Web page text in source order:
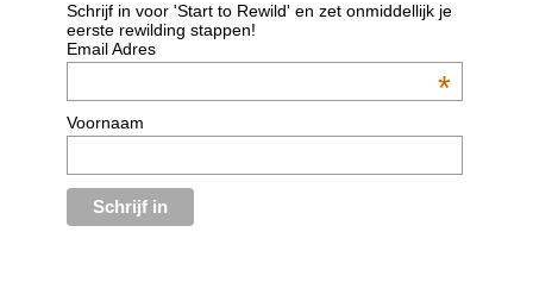
Schrijf in voor 'Start to Rewild' en zet onmiddellijk je
eerste rewilding stappen!
Email Adres
*
Voornaam